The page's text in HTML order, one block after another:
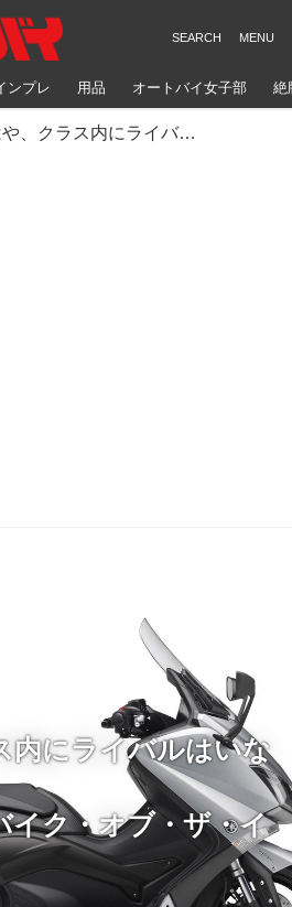
ンプレ 用品 オートバイ女子部 絶
もはや、クラス内にライバルはいない！ 【ジャパン・バイク・オブ・ザ・イヤー 2016】
内にライバルはいな
イク・オブ・ザ・イ